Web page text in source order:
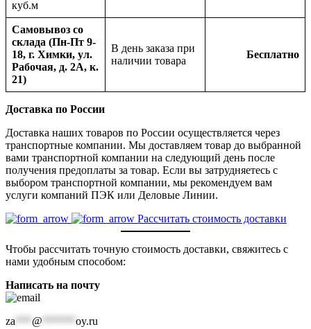
куб.м
Самовывоз со
склада (Пн-Пт 9-
18, г. Химки, ул.
Рабочая, д. 2А, к.
21)
В день заказа при
наличии товара
Бесплатно
Доставка по России
Доставка наших товаров по России осуществляется через
транспортные компании. Мы доставляем товар до выбранной
вами транспортной компании на следующий день после
получения предоплаты за товар. Если вы затрудняетесь с
выбором транспортной компании, мы рекомендуем вам
услуги компаний ПЭК или Деловые Линии.
Рассчитать стоимость доставки
Чтобы рассчитать точную стоимость доставки, свяжитесь с
нами удобным способом:
Написать на почту
za @
oy.ru